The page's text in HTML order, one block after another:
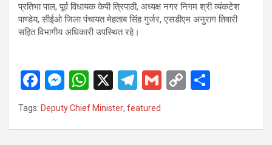
प्रतिभा पाल, पूर्व विधायक केपी त्रिपाठी, अध्यक्ष नगर निगम श्री व्यंकटेश
पाण्डेय, सीईओ जिला पंचायत मेहताब सिंह गुर्जर, एसडीएम अनुराग तिवारी
सहित विभागीय अधिकारी उपस्थित रहे।
F
a
ce
M
es
se
W
h
at
X
T
el
e
G
C
Tags: Deputy Chief Minister, featured